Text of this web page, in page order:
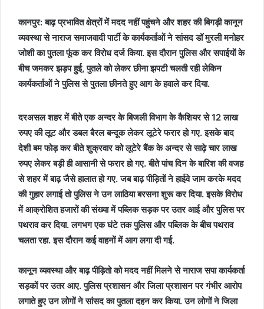
कानपुर: बाढ़ प्रभावित क्षेत्रों में मदद नहीं पहुंचने और शहर की बिगड़ी कानून
व्यवस्था से नाराज समाजवादी पार्टी के कार्यकर्ताओं ने सांसद डॉ मुरली मनोहर
जोशी का पुतला फूंक कर विरोध दर्ज किया. इस दौरान पुलिस और सपाईयों के
बीच जमकर झड़प हुई, पुतले को लेकर छीना झपटी चलती रही लेकिन
कार्यकर्ताओं ने पुलिस से पुतला छीनते हुए आग के हवाले कर दिया.
दरअसल शहर में बीते एक अन्दर के बिजली विभाग के कैशियर से 12 लाख
रुपए की लूट और डबल बैरल बन्दूक लेकर लूटेरे फरार हो गए. इसके बाद
देशी बम फोड़ कर बीते शुक्रवार को लूटेरे बैंक के अन्दर से साढ़े चार लाख
रुपए लेकर बड़ी ही आसानी से फरार हो गए. बीते पांच दिन के बारिश की वजह
से शहर में बाढ़ जैसे हालात हो गए. जब बाढ़ पीड़ितों ने हाईवे जाम करके मदद
की गुहार लगाई तो पुलिस ने उन लाठिया बरसना शुरू कर दिया. इसके विरोध
में आक्रोशित हजारों की संख्या में पब्लिक सड़क पर उतर आई और पुलिस पर
पथराव कर दिया. लगभग एक घंटे तक पुलिस और पब्लिक के बीच पथराव
चलता रहा. इस दौरान कई वाहनों में आग लगा दी गई.
कानून व्यवस्था और बाढ़ पीड़ितो को मदद नहीं मिलने से नाराज सपा कार्यकर्ता
सड़कों पर उतर आए. पुलिस प्रशासन और जिला प्रशासन पर गंभीर आरोप
लगाते हुए उन लोगों ने सांसद का पुतला दहन कर किया. उन लोगों ने जिला